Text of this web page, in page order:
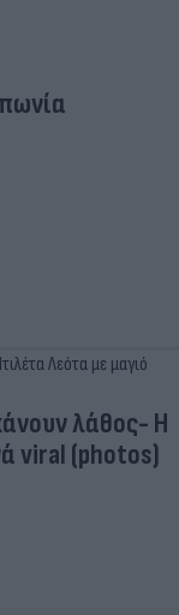
λάθος- Η
viral (photos)